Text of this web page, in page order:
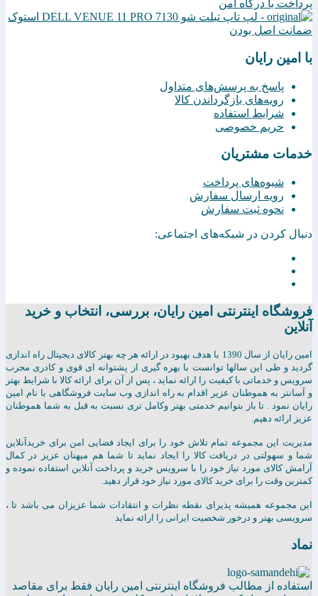
پرداخت با درگاه امن
ضمانت اصل بودن
با امین رایان
پاسخ به پرسش‌های متداول
رویه‌های بازگرداندن کالا
شرایط استفاده
حریم خصوصی
خدمات مشتریان
شیوه‌های پرداخت
رویه ارسال سفارش
نحوه ثبت سفارش
دنبال کردن در شبکه‌های اجتماعی:
فروشگاه اینترنتی امين رايان، بررسی، انتخاب و خرید
آنلاین
امين رايان از سال 1390 با هدف بهبود در ارائه هر چه بهتر کالای دیجیتال راه اندازی
گردید و طی این سالها توانست با بهره گیری از پشتوانه ای قوی و کادری مجرب
سرویس و خدماتی با کیفیت را ارائه نماید ، پس از آن برای ارائه کالا با شرایط بهتر
و آسانتر به هموطنان عزیر اقدام به راه اندازی وب سایت فروشگاهی با نام امین
رایان نمود . تا باز بتوانیم خدمتی بهتر وکامل تری نسبت به قبل به شما هموطنان
عزیز ارائه دهیم.
مدیریت این مجموعه تمام تلاش خود را برای ایجاد فضایی امن برای خریدآنلاین
شما و سهولتی در دریافت کالا را ایجاد نماید تا شما هم میهنان عزیز در کمال
آرامش کالای مورد نیاز خود را با سرویس خرید و پرداخت آنلاین استفاده نموده و
کمترین وقت را برای خرید کالای مورد نیاز خود قرار دهید.
این مجموعه همیشه پذیرای نقطه نظرات و انتقادات شما عزیزان می باشد تا ،
سرویسی بهتر و درخور شخصیت ایرانی را ارائه نماید
نماد
استفاده از مطالب فروشگاه اینترنتی امین رایان فقط برای مقاصد